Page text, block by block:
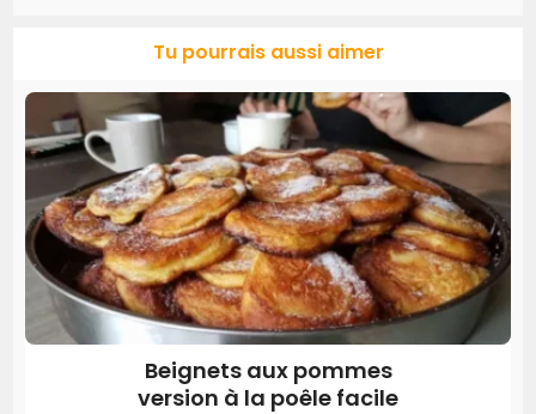
Tu pourrais aussi aimer
Beignets aux pommes
version à la poêle facile